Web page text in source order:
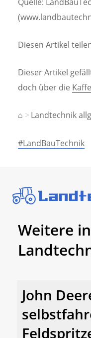
Diesen Artikel
Dieser Artikel
doch über die
⌂ Landtechnik
#LandBauTechnik
Weitere
John